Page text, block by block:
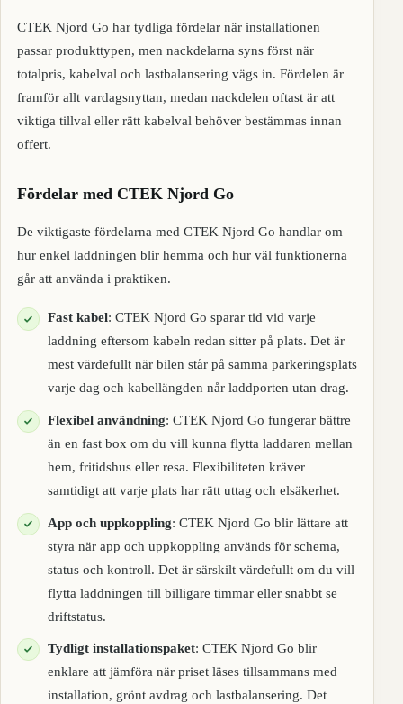
CTEK Njord Go har tydliga fördelar när installationen
passar produkttypen, men nackdelarna syns först när
totalpris, kabelval och lastbalansering vägs in. Fördelen är
framför allt vardagsnyttan, medan nackdelen oftast är att
viktiga tillval eller rätt kabelval behöver bestämmas innan
offert.
Fördelar med CTEK Njord Go
De viktigaste fördelarna med CTEK Njord Go handlar om
hur enkel laddningen blir hemma och hur väl funktionerna
går att använda i praktiken.
Fast kabel: CTEK Njord Go sparar tid vid varje
laddning eftersom kabeln redan sitter på plats. Det är
mest värdefullt när bilen står på samma parkeringsplats
varje dag och kabellängden når laddporten utan drag.
Flexibel användning: CTEK Njord Go fungerar bättre
än en fast box om du vill kunna flytta laddaren mellan
hem, fritidshus eller resa. Flexibiliteten kräver
samtidigt att varje plats har rätt uttag och elsäkerhet.
App och uppkoppling: CTEK Njord Go blir lättare att
styra när app och uppkoppling används för schema,
status och kontroll. Det är särskilt värdefullt om du vill
flytta laddningen till billigare timmar eller snabbt se
driftstatus.
Tydligt installationspaket: CTEK Njord Go blir
enklare att jämföra när priset läses tillsammans med
installation, grönt avdrag och lastbalansering. Det